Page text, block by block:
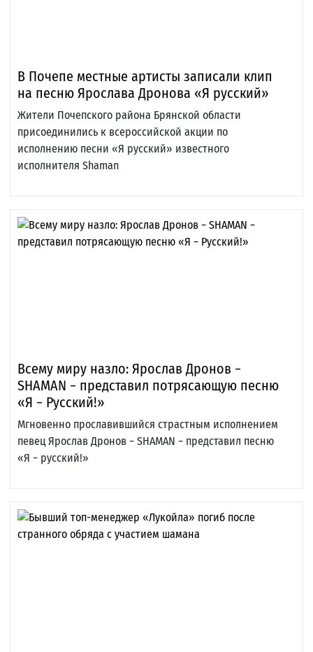
В Почепе местные артисты записали клип
на песню Ярослава Дронова «Я русский»
Жители Почепского района Брянской области
присоединились к всероссийской акции по
исполнению песни «Я русский» известного
исполнителя Shaman
Всему миру назло: Ярослав Дронов −
SHAMAN − представил потрясающую песню
«Я − Русский!»
Мгновенно прославившийся страстным исполнением
певец Ярослав Дронов − SHAMAN − представил песню
«Я − русский!»